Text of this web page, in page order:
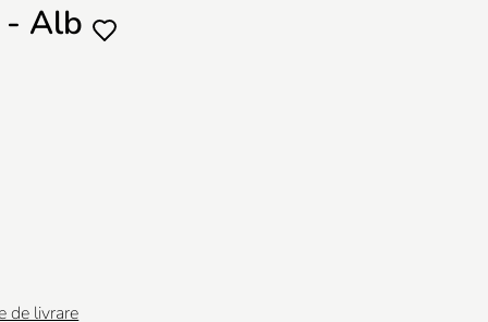
- Alb
de livrare